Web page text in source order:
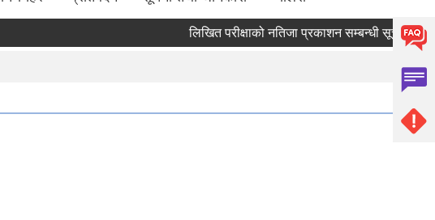
लिखित परीक्षाको नतिजा प्रकाशन सम्बन्धी सूचना ।